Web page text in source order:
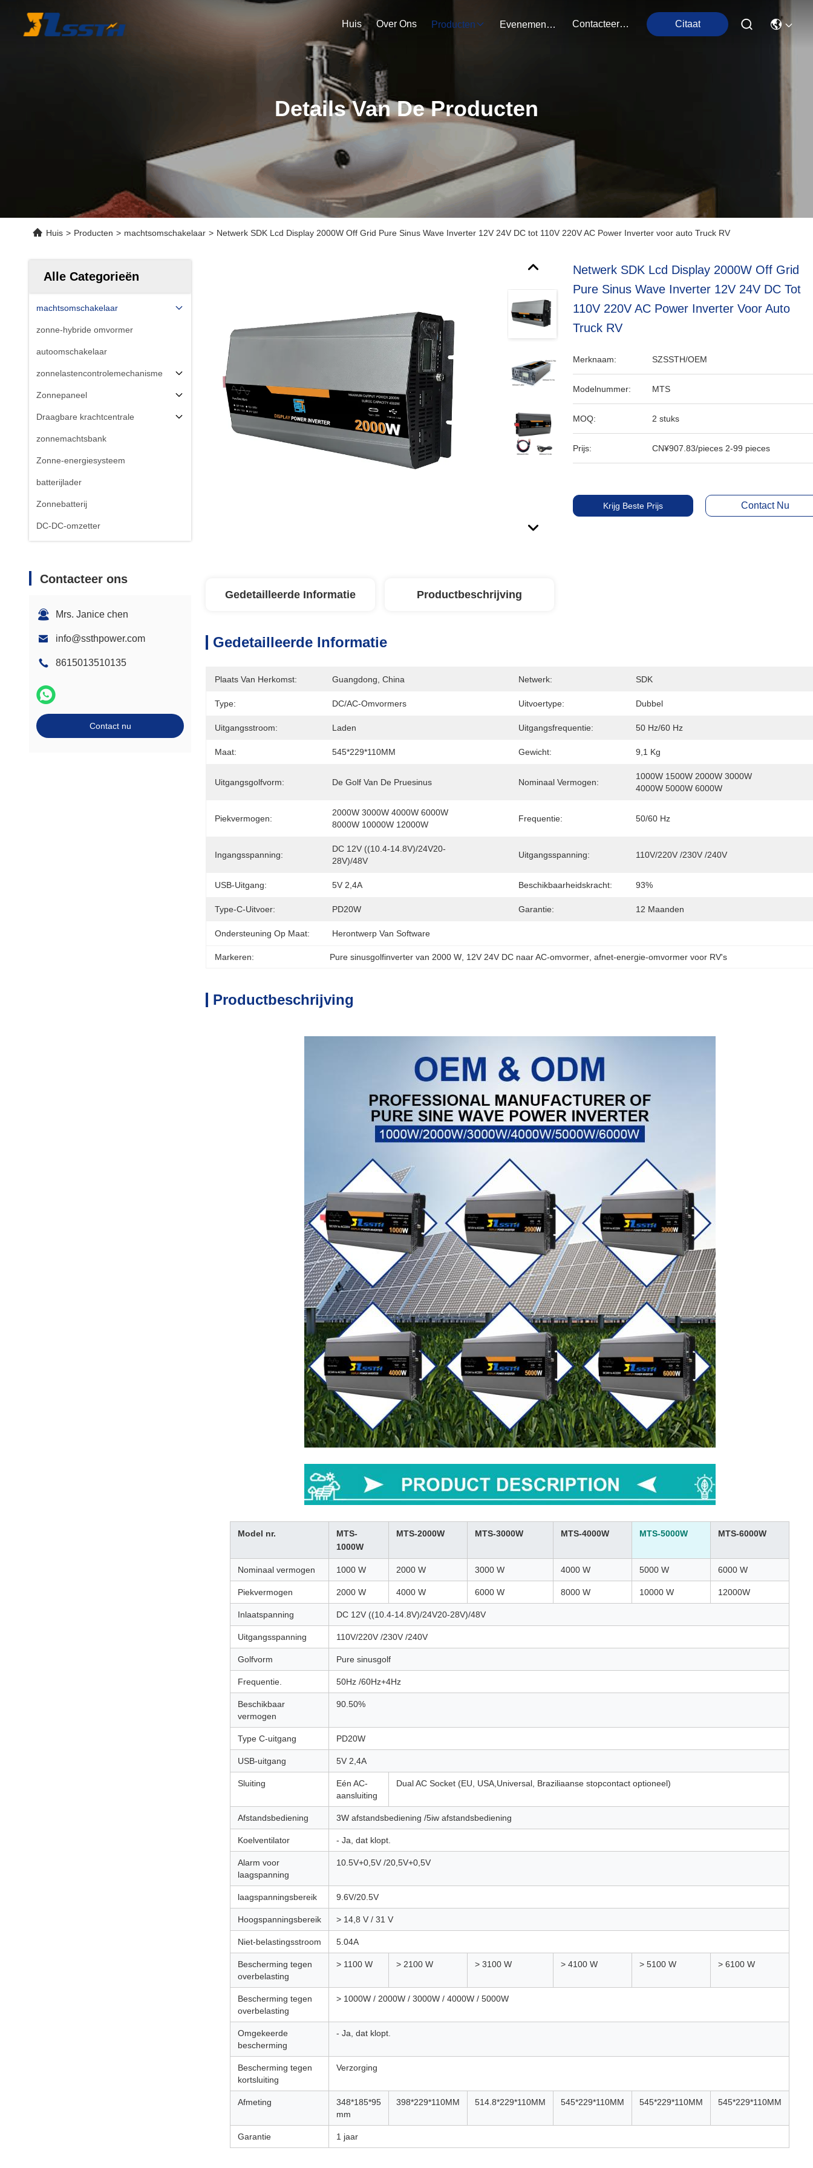
Huis Over Ons Producten Evenementen Contacteer Ons Citaat
Details Van De Producten
Huis > Producten > machtsomschakelaar > Netwerk SDK Lcd Display 2000W Off Grid Pure Sinus Wave Inverter 12V 24V DC tot 110V 220V AC Power Inverter voor auto Truck RV
Alle Categorieën
machtsomschakelaar
zonne-hybride omvormer
autoomschakelaar
zonnelastencontrolemechanisme
Zonnepaneel
Draagbare krachtcentrale
zonnemachtsbank
Zonne-energiesysteem
batterijlader
Zonnebatterij
DC-DC-omzetter
Contacteer ons
Mrs. Janice chen
info@ssthpower.com
8615013510135
Contact nu
Netwerk SDK Lcd Display 2000W Off Grid
Pure Sinus Wave Inverter 12V 24V DC Tot
110V 220V AC Power Inverter Voor Auto
Truck RV
Merknaam: SZSSTH/OEM
Modelnummer: MTS
MOQ: 2 stuks
Prijs: CN¥907.83/pieces 2-99 pieces
Krijg Beste Prijs Contact Nu
Gedetailleerde Informatie Productbeschrijving
Gedetailleerde Informatie
Plaats Van Herkomst: Guangdong, China Netwerk: SDK
Type: DC/AC-Omvormers Uitvoertype: Dubbel
Uitgangsstroom: Laden Uitgangsfrequentie: 50 Hz/60 Hz
Maat: 545*229*110MM Gewicht: 9,1 Kg
Uitgangsgolfvorm: De Golf Van De Pruesinus Nominaal Vermogen:
1000W 1500W 2000W 3000W
4000W 5000W 6000W
Piekvermogen:
2000W 3000W 4000W 6000W
8000W 10000W 12000W
Frequentie: 50/60 Hz
Ingangsspanning:
DC 12V ((10.4-14.8V)/24V20-
28V)/48V
Uitgangsspanning: 110V/220V /230V /240V
USB-Uitgang: 5V 2,4A Beschikbaarheidskracht: 93%
Type-C-Uitvoer: PD20W Garantie: 12 Maanden
Ondersteuning Op Maat: Herontwerp Van Software
Markeren: Pure sinusgolfinverter van 2000 W 12V 24V DC naar AC-omvormer , afnet-energie-omvormer voor RV's
Productbeschrijving
Model nr.
MTS-
1000W
MTS-2000W MTS-3000W MTS-4000W MTS-5000W MTS-6000W
Nominaal vermogen 1000 W 2000 W 3000 W 4000 W 5000 W 6000 W
Piekvermogen 2000 W 4000 W 6000 W 8000 W 10000 W 12000W
Inlaatspanning DC 12V ((10.4-14.8V)/24V20-28V)/48V
Uitgangsspanning 110V/220V /230V /240V
Golfvorm Pure sinusgolf
Frequentie. 50Hz /60Hz+4Hz
Beschikbaar
vermogen
90.50%
Type C-uitgang PD20W
USB-uitgang 5V 2,4A
Sluiting
Eén AC-
aansluiting
Dual AC Socket (EU, USA,Universal, Braziliaanse stopcontact optioneel)
Afstandsbediening 3W afstandsbediening /5iw afstandsbediening
Koelventilator - Ja, dat klopt.
Alarm voor
laagspanning
10.5V+0,5V /20,5V+0,5V
laagspanningsbereik 9.6V/20.5V
Hoogspanningsbereik > 14,8 V / 31 V
Niet-belastingsstroom 5.04A
Bescherming tegen
overbelasting
> 1100 W > 2100 W > 3100 W > 4100 W > 5100 W > 6100 W
Bescherming tegen
overbelasting
> 1000W / 2000W / 3000W / 4000W / 5000W
Omgekeerde
bescherming
- Ja, dat klopt.
Bescherming tegen
kortsluiting
Verzorging
Afmeting
348*185*95
mm
398*229*110MM 514.8*229*110MM 545*229*110MM 545*229*110MM 545*229*110MM
Garantie 1 jaar